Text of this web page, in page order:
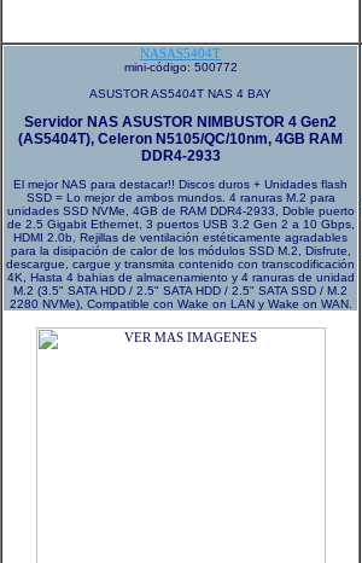
NASAS5404T
mini-código: 500772
ASUSTOR AS5404T NAS 4 BAY
Servidor NAS ASUSTOR NIMBUSTOR 4 Gen2
(AS5404T), Celeron N5105/QC/10nm, 4GB RAM
DDR4-2933
El mejor NAS para destacar!! Discos duros + Unidades flash
SSD = Lo mejor de ambos mundos. 4 ranuras M.2 para
unidades SSD NVMe, 4GB de RAM DDR4-2933, Doble puerto
de 2.5 Gigabit Ethernet, 3 puertos USB 3.2 Gen 2 a 10 Gbps,
HDMI 2.0b, Rejillas de ventilación estéticamente agradables
para la disipación de calor de los módulos SSD M.2, Disfrute,
descargue, cargue y transmita contenido con transcodificación
4K, Hasta 4 bahias de almacenamiento y 4 ranuras de unidad
M.2 (3.5" SATA HDD / 2.5" SATA HDD / 2.5" SATA SSD / M.2
2280 NVMe), Compatible con Wake on LAN y Wake on WAN.